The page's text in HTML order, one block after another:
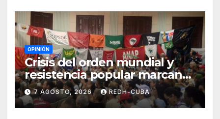
OPINIÓN
Crisis del orden mundial y
resistencia popular marcan
el inicio de la IV Asamblea
Continental de ALBA
Movimientos en Cuba
7 AGOSTO, 2026 REDH-CUBA